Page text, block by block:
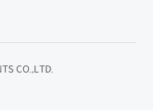
CO.,LTD.